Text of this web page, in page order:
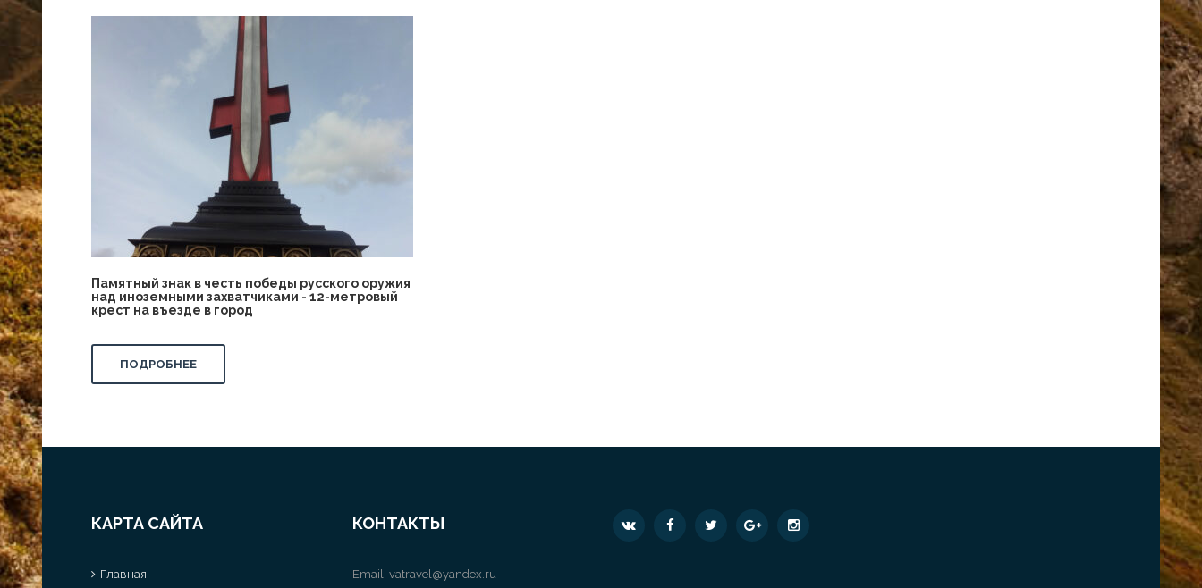
Памятный знак в честь победы русского оружия
над иноземными захватчиками - 12-метровый
крест на въезде в город
ПОДРОБНЕЕ
КАРТА САЙТА
Главная
КОНТАКТЫ
Email: vatravel@yandex.ru